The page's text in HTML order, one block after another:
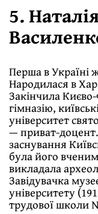
5.
Перша в Україні
Народилася в
Закінчила
гімназію,
університет
— приват-доцент.
заснування
була його
викладала
Завідувачка
університету
трудової школи